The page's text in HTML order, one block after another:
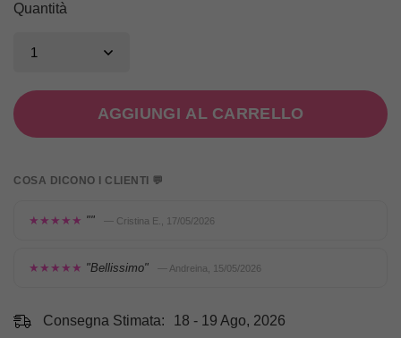
Quantità
AGGIUNGI AL CARRELLO
COSA DICONO I CLIENTI 💬
★★★★★ "" — Cristina E., 17/05/2026
★★★★★ "Bellissimo" — Andreina, 15/05/2026
Consegna Stimata:
18 - 19 Ago, 2026